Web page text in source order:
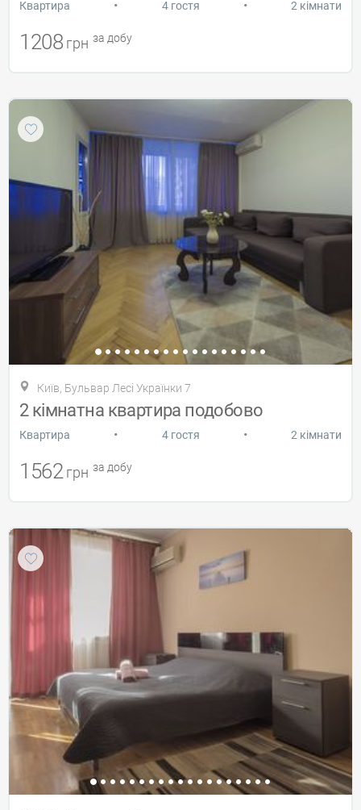
Квартира • 4 гостя • 2 кімнати
1208 грн за добу
Київ, Бульвар Лесі Українки 7
2 кімнатна квартира подобово
Квартира • 4 гостя • 2 кімнати
1562 грн за добу